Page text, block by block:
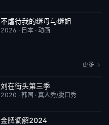
更新至第05集
不虐待我的继母与继姐
2026 · 日本 · 动画
更多
昨日更新
刘在街头第三季
2020 · 韩国 · 真人秀/脱口秀
昨日更新
金牌调解2024